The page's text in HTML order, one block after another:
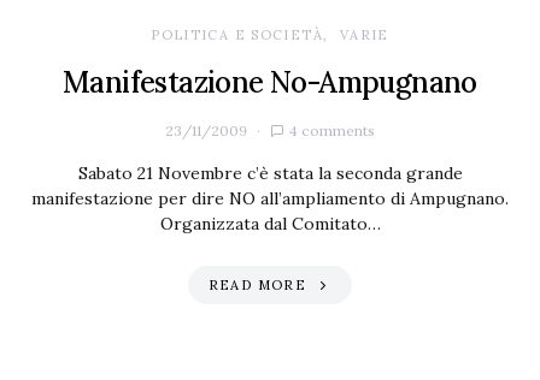
POLITICA E SOCIETÀ VARIE
Manifestazione No-Ampugnano
23/11/2009 4 comments
Sabato 21 Novembre c’è stata la seconda grande
manifestazione per dire NO all’ampliamento di Ampugnano.
Organizzata dal Comitato…
READ MORE